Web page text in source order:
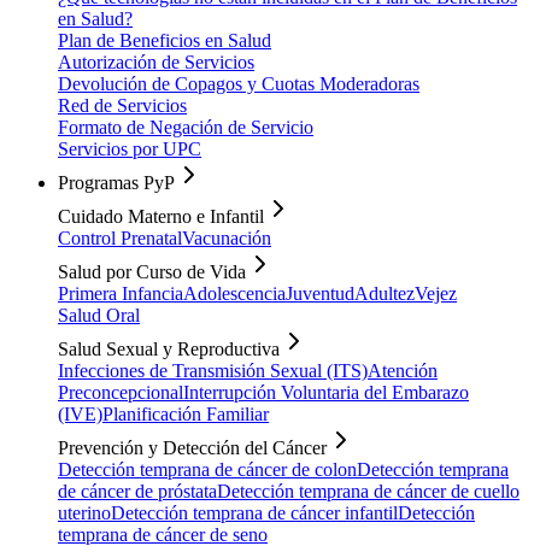
en Salud?
Plan de Beneficios en Salud
Autorización de Servicios
Devolución de Copagos y Cuotas Moderadoras
Red de Servicios
Formato de Negación de Servicio
Servicios por UPC
Programas PyP
Cuidado Materno e Infantil
Control PrenatalVacunación
Salud por Curso de Vida
Primera InfanciaAdolescenciaJuventudAdultezVejez
Salud Oral
Salud Sexual y Reproductiva
Infecciones de Transmisión Sexual (ITS)Atención
PreconcepcionalInterrupción Voluntaria del Embarazo
(IVE)Planificación Familiar
Prevención y Detección del Cáncer
Detección temprana de cáncer de colonDetección temprana
de cáncer de próstataDetección temprana de cáncer de cuello
uterinoDetección temprana de cáncer infantilDetección
temprana de cáncer de seno